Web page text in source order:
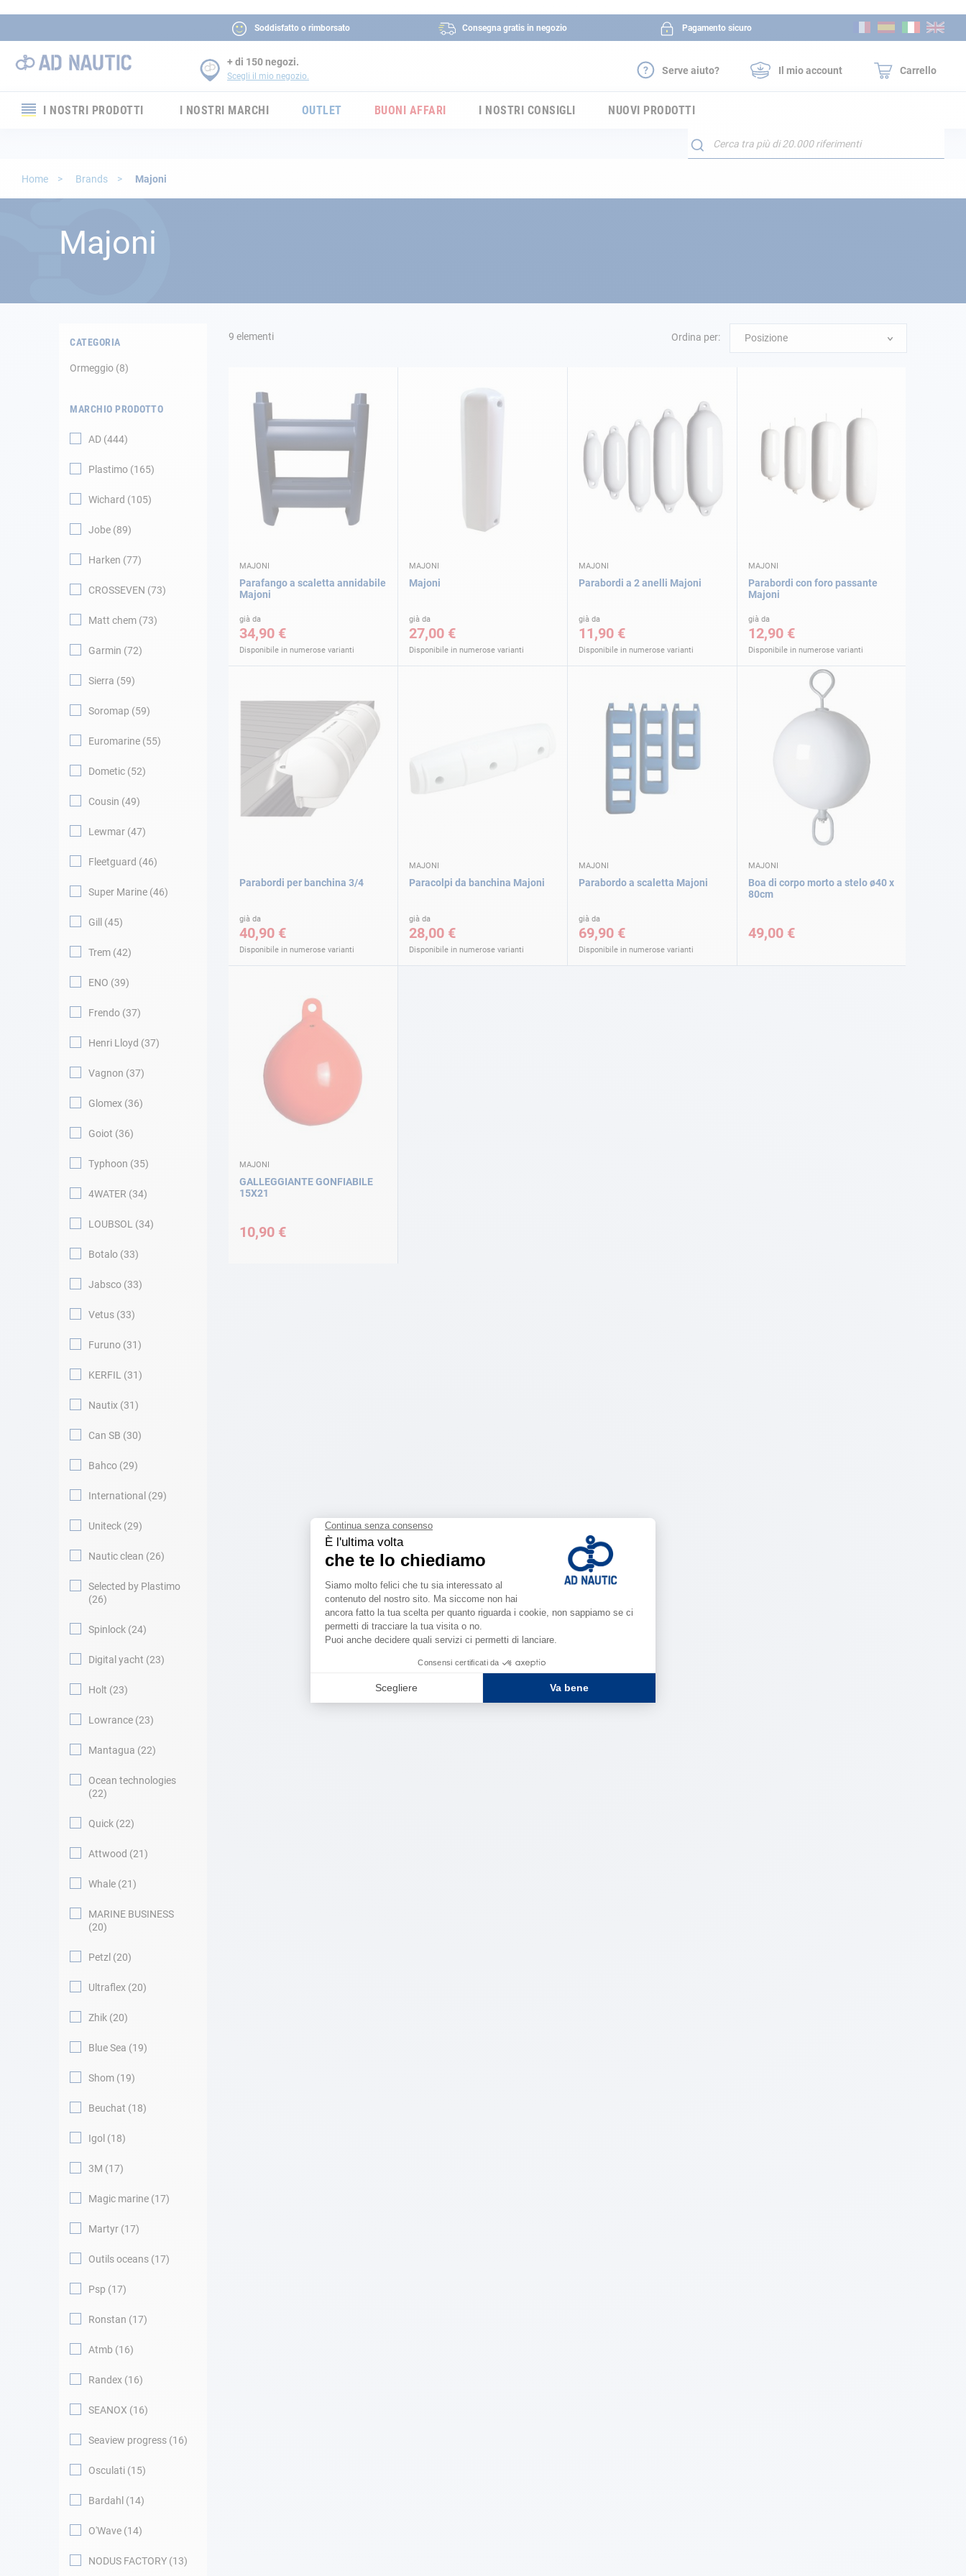
Soddisfatto o rimborsato Consegna gratis in negozio Pagamento sicuro
al
+ di 150 negozi.
Scegli il mio negozio. Serve aiuto? Il mio account Carrello
I NOSTRI PRODOTTI
Elettricità
I NOSTRI MARCHI OUTLET BUONI AFFARI I NOSTRI CONSIGLI NUOVI PRODOTTI
Search
Home Brands Majoni
Majoni
9 elementi Ordina per: Posizione
MAJONI
Parafango a scaletta annidabile
Majoni
già da
34,90 €
Disponibile in numerose varianti
MAJONI
Majoni
già da
27,00 €
Disponibile in numerose varianti
MAJONI
Parabordi a 2 anelli Majoni
già da
11,90 €
Disponibile in numerose varianti
MAJONI
Parabordi con foro passante
Majoni
già da
12,90 €
Disponibile in numerose varianti
Parabordi per banchina 3/4
già da
40,90 €
Disponibile in numerose varianti
MAJONI
Paracolpi da banchina Majoni
già da
28,00 €
Disponibile in numerose varianti
MAJONI
Parabordo a scaletta Majoni
già da
69,90 €
Disponibile in numerose varianti
MAJONI
Boa di corpo morto a stelo ø40 x
80cm
49,00 €
MAJONI
GALLEGGIANTE GONFIABILE
15X21
10,90 €
CATEGORIA
Ormeggio 8
MARCHIO PRODOTTO
AD 444
Plastimo 165
Wichard 105
Jobe 89
Harken 77
CROSSEVEN 73
Matt chem 73
Garmin 72
Sierra 59
Soromap 59
Euromarine 55
Dometic 52
Cousin 49
Lewmar 47
Fleetguard 46
Super Marine 46
Gill 45
Trem 42
ENO 39
Frendo 37
Henri Lloyd 37
Vagnon 37
Glomex 36
Goiot 36
Typhoon 35
4WATER 34
LOUBSOL 34
Botalo 33
Jabsco 33
Vetus 33
Furuno 31
KERFIL 31
Nautix 31
Can SB 30
Bahco 29
International 29
Uniteck 29
Nautic clean 26
Selected by Plastimo
26
Spinlock 24
Digital yacht 23
Holt 23
Lowrance 23
Mantagua 22
Ocean technologies
22
Quick 22
Attwood 21
Whale 21
MARINE BUSINESS
20
Petzl 20
Ultraflex 20
Zhik 20
Blue Sea 19
Shom 19
Beuchat 18
Igol 18
3M 17
Magic marine 17
Martyr 17
Outils oceans 17
Psp 17
Ronstan 17
Atmb 16
Randex 16
SEANOX 16
Seaview progress 16
Osculati 15
Bardahl 14
O'Wave 14
NODUS FACTORY 13